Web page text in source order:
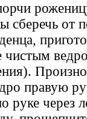
сберечь от
чи­стым
правую
руке через